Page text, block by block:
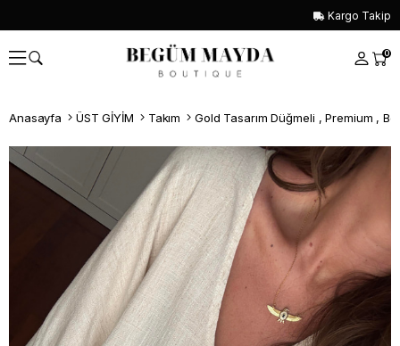
Kargo Takip
0
Anasayfa ÜST GİYİM Takım Gold Tasarım Düğmeli , Premium ,
Whatsapp İle Sipariş ver